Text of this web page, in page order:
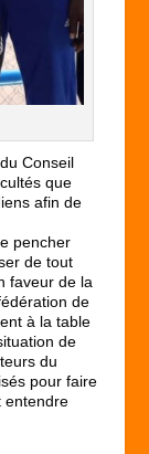
Conseil
que
afin de
pencher
de tout
faveur de la
de
à la table
de
du
pour faire
entendre